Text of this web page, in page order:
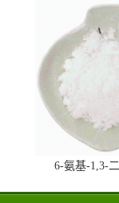
6-氨基-1,3-